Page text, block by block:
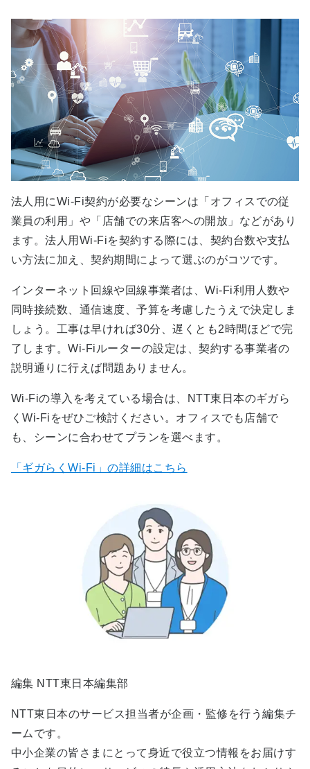
法人用にWi-Fi契約が必要なシーンは「オフィスでの従
業員の利用」や「店舗での来店客への開放」などがあり
ます。法人用Wi-Fiを契約する際には、契約台数や支払
い方法に加え、契約期間によって選ぶのがコツです。
インターネット回線や回線事業者は、Wi-Fi利用人数や
同時接続数、通信速度、予算を考慮したうえで決定しま
しょう。工事は早ければ30分、遅くとも2時間ほどで完
了します。Wi-Fiルーターの設定は、契約する事業者の
説明通りに行えば問題ありません。
Wi-Fiの導入を考えている場合は、NTT東日本のギガら
くWi-Fiをぜひご検討ください。オフィスでも店舗で
も、シーンに合わせてプランを選べます。
「ギガらくWi-Fi」の詳細はこちら
編集 NTT東日本編集部
NTT東日本のサービス担当者が企画・監修を行う編集チ
ームです。
中小企業の皆さまにとって身近で役立つ情報をお届けす